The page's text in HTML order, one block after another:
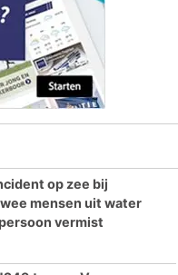
op zee bij
mensen uit water
vermist